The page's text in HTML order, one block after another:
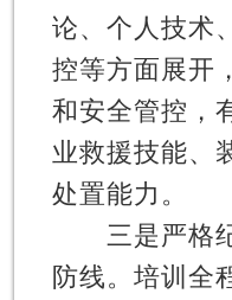
论、个人技术
控等方面展开
和安全管控，
业救援技能、
处置能力。
三是严格纪
防线。培训全